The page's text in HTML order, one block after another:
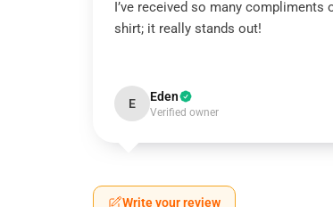
I’ve received so many compliments
shirt; it really stands out!
E Eden
Verified owner
Write your review